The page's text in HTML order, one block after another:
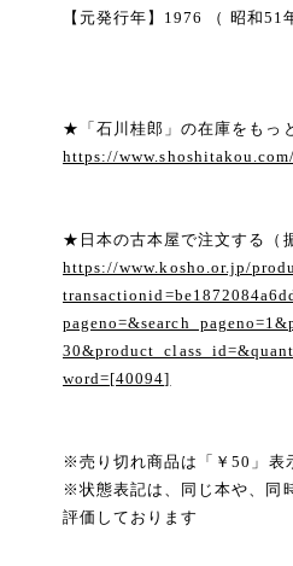
【元発行年】1976 （ 昭和51
★「石川桂郎」の在庫をもっ
https://
★日本の古本屋で注文する（
https://www.kosho.or.jp/
word=[40094]
※売り切れ商品は「￥50」表
※状態表記は、同じ本や、同
評価しております